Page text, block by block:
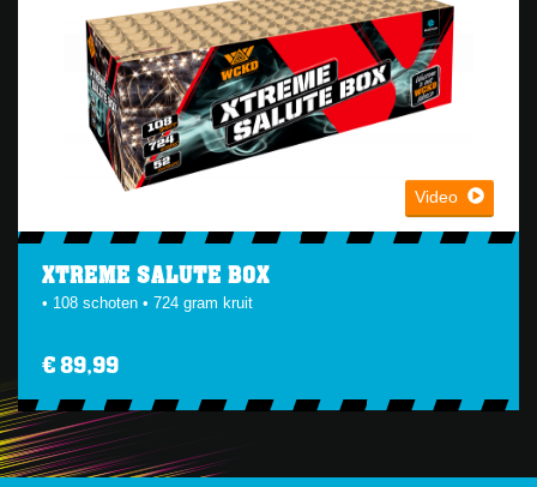
Video
XTREME SALUTE BOX
• 108 schoten • 724 gram kruit
€ 89,99